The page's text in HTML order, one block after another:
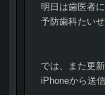
明日は歯医者
予防歯科たい
では、また更
iPhoneから送信